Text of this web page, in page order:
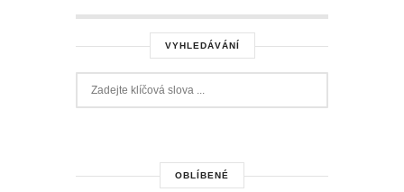
VYHLEDÁVÁNÍ
OBLÍBENÉ